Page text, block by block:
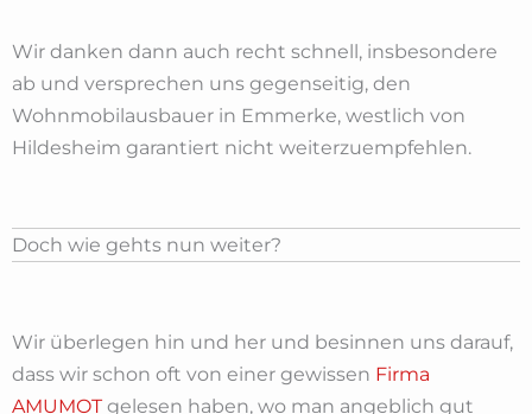
Wir danken dann auch recht schnell, insbesondere
ab und versprechen uns gegenseitig, den
Wohnmobilausbauer in Emmerke, westlich von
Hildesheim garantiert nicht weiterzuempfehlen.
Doch wie gehts nun weiter?
Wir überlegen hin und her und besinnen uns darauf,
dass wir schon oft von einer gewissen Firma
AMUMOTgelesen haben, wo man angeblich gut